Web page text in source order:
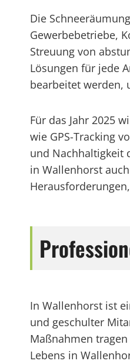
Die
Gewerbebetriebe,
Streuung von
Lösungen für jede
bearbeitet werden,
Für das Jahr 2025
wie GPS-Tracking
und Nachhaltigkeit
in Wallenhorst
In Wallenhorst ist
und geschulter
Maßnahmen
Lebens in